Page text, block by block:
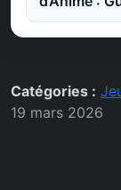
Catégories :
19 mars 2026